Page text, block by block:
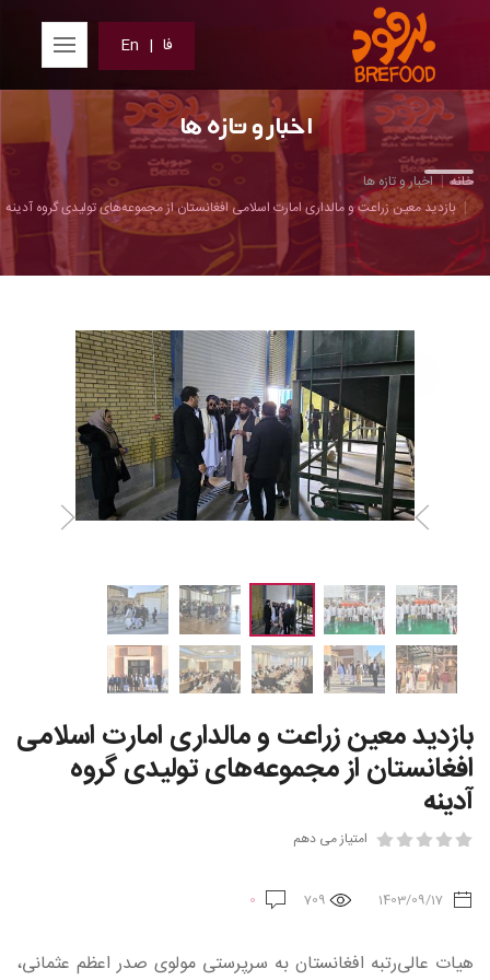
فا |
En
اخبار و تازه ها
خانه
اخبار و تازه ها
بازدید معین زراعت و مالداری امارت اسلامی افغانستان از مجموعه‌های تولیدی گروه آدینه
بازدید معین زراعت و مالداری امارت اسلامی
افغانستان از مجموعه‌های تولیدی گروه
آدینه
امتیاز می دهم
هیات عالی‌رتبه افغانستان به سرپرستی مولوی صدر اعظم عثمانی،